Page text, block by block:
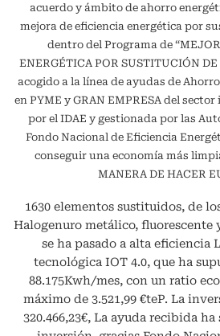
acuerdo y ámbito de ahorro
mejora de eficiencia energética por
dentro del Programa de
ENERGÉTICA POR SUSTITUCIÓN
acogido a la línea de ayudas de
en PYME y GRAN EMPRESA del
por el IDAE y gestionada por las
Fondo Nacional de Eficiencia
conseguir una economía más
MANERA DE HACER
1630 elementos sustituidos, de
Halogenuro metálico, fluorescente
se ha pasado a alta eficiencia
tecnológica IOT 4.0, que ha
88.175Kwh/mes, con un ratio
máximo de 3.521,99 €teP. La
320.466,23€, La ayuda recibida ha